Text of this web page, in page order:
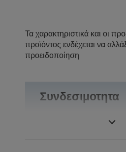
Τα χαρακτηριστικά και οι
προϊόντος ενδέχεται να
προειδοποίηση
Συνδεσιμοτητα